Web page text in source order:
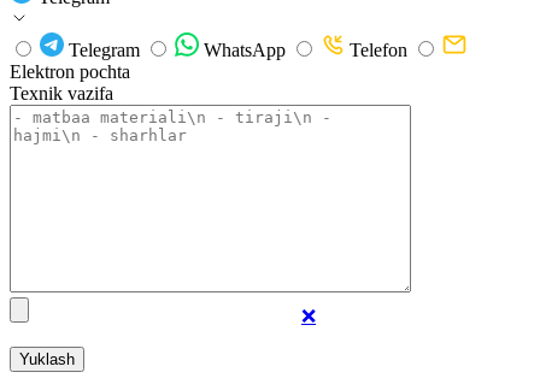
Telegram WhatsApp
Telefon
Elektron pochta
Texnik vazifa
❌